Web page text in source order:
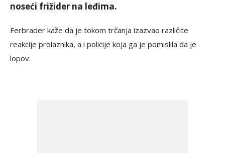
noseći frižider na leđima.
Ferbrader kaže da je tokom trčanja izazvao različite
reakcije prolaznika, a i policije koja ga je pomislila da je
lopov.